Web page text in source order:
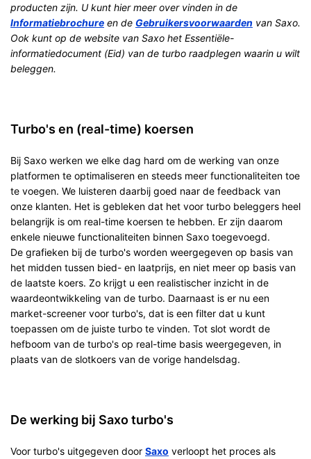
producten zijn. U kunt hier meer over vinden in de
Informatiebrochure en de Gebruikersvoorwaarden van Saxo.
Ook kunt op de website van Saxo het Essentiële-
informatiedocument (Eid) van de turbo raadplegen waarin u wilt
beleggen.
Turbo's en (real-time) koersen
Bij Saxo werken we elke dag hard om de werking van onze
platformen te optimaliseren en steeds meer functionaliteiten toe
te voegen. We luisteren daarbij goed naar de feedback van
onze klanten. Het is gebleken dat het voor turbo beleggers heel
belangrijk is om real-time koersen te hebben. Er zijn daarom
enkele nieuwe functionaliteiten binnen Saxo toegevoegd.
De grafieken bij de turbo's worden weergegeven op basis van
het midden tussen bied- en laatprijs, en niet meer op basis van
de laatste koers. Zo krijgt u een realistischer inzicht in de
waardeontwikkeling van de turbo. Daarnaast is er nu een
market-screener voor turbo's, dat is een filter dat u kunt
toepassen om de juiste turbo te vinden. Tot slot wordt de
hefboom van de turbo's op real-time basis weergegeven, in
plaats van de slotkoers van de vorige handelsdag.
De werking bij Saxo turbo's
Voor turbo's uitgegeven door Saxo verloopt het proces als